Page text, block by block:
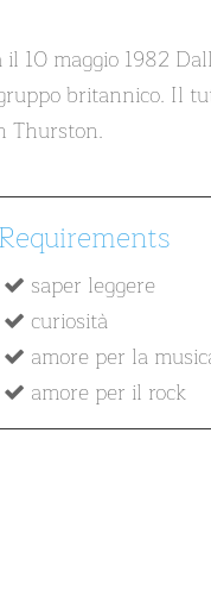
maggio 1982
britannico. Il
Thurston.
Requirements
saper leggere
curiosità
amore per la
amore per il rock